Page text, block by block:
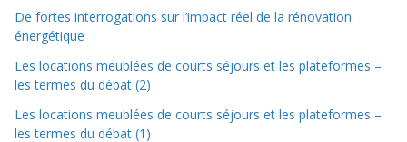
De fortes interrogations sur l’impact réel de la rénovation
énergétique
Les locations meublées de courts séjours et les plateformes –
les termes du débat (2)
Les locations meublées de courts séjours et les plateformes –
les termes du débat (1)